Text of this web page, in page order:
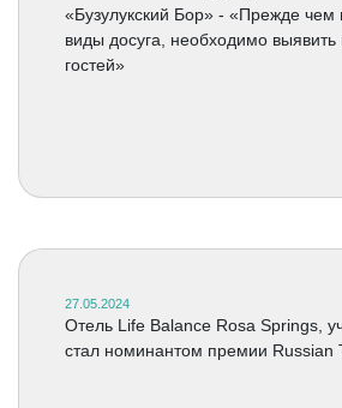
«Бузулукский Бор» - «Прежде чем
виды досуга, необходимо выявить
гостей»
27.05.2024
Отель Life Balance Rosa Springs,
стал номинантом премии Russian